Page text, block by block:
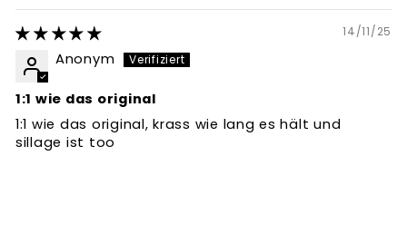
14/11/25
Anonym
1:1 wie das original
1:1 wie das original, krass wie lang es hält und
sillage ist too